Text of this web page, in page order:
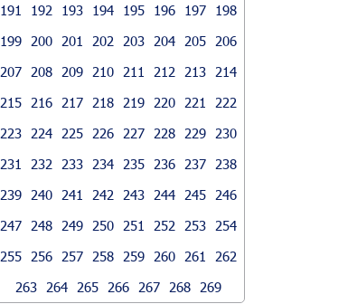
191
192 193 194 195 196 197
198
199
200 201 202 203 204 205
206
207
208 209 210 211 212 213
214
215
216 217 218 219 220 221
222
223
224 225 226 227 228 229
230
231
232 233 234 235 236 237
238
239
240 241 242 243 244 245
246
247
248 249 250 251 252 253
254
255
256 257 258 259 260 261
262
263
264 265 266 267 268 269